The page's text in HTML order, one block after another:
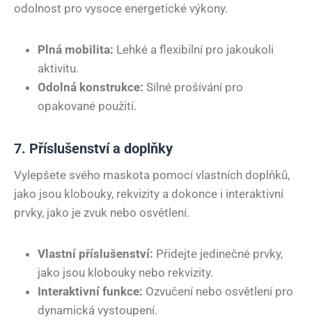
odolnost pro vysoce energetické výkony.
Plná mobilita: Lehké a flexibilní pro jakoukoli
aktivitu.
Odolná konstrukce: Silné prošívání pro
opakované použití.
7. Příslušenství a doplňky
Vylepšete svého maskota pomocí vlastních doplňků,
jako jsou klobouky, rekvizity a dokonce i interaktivní
prvky, jako je zvuk nebo osvětlení.
Vlastní příslušenství: Přidejte jedinečné prvky,
jako jsou klobouky nebo rekvizity.
Interaktivní funkce: Ozvučení nebo osvětlení pro
dynamická vystoupení.